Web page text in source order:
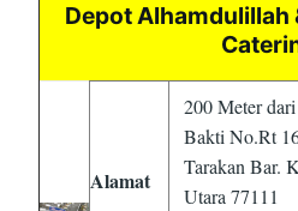
Depot Alhamdulillah
Alamat
200 Meter
Bakti No.Rt
Tarakan Bar.
Utara 77111